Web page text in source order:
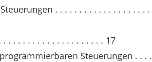
. . . . . . . . . . . . . . . . . . . .
. . . . . . . . . . . . . . . . . . . . 17
Steuerungen . . . .